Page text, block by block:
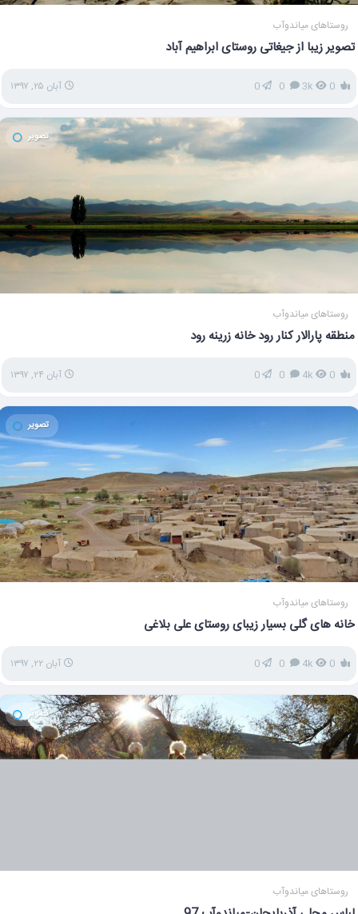
روستاهای میاندوآب
تصویر زیبا از جیغاتی روستای ابراهیم آباد
3k
0 آبان ۲۵, ۱۳۹۷
تصویر
روستاهای میاندوآب
منطقه پارالار کنار رود خانه زرینه رود
4k
0 آبان ۲۴, ۱۳۹۷
تصویر
روستاهای میاندوآب
خانه های گلی بسیار زیبای روستای علی بلاغی
4k
0 آبان ۲۲, ۱۳۹۷
تصویر
روستاهای میاندوآب